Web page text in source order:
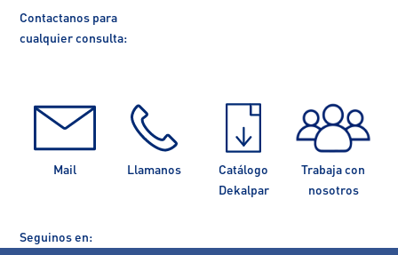
Contactanos para
cualquier consulta:
Mail Llamanos
Catálogo
Dekalpar
Trabaja con
nosotros
Seguinos en: